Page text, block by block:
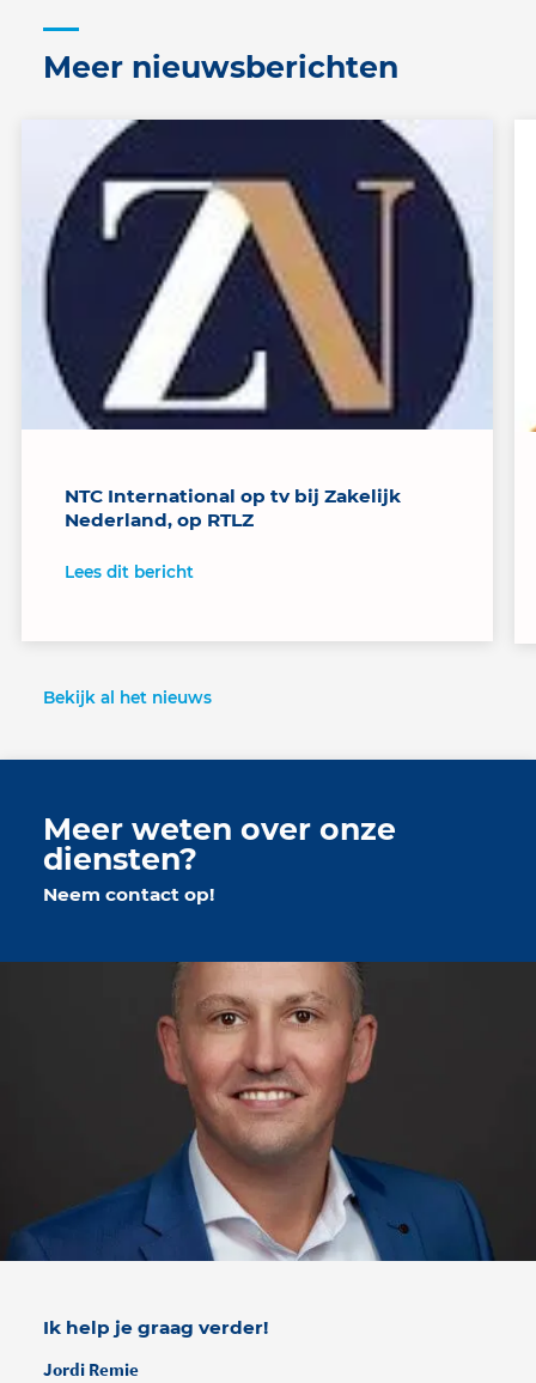
Meer nieuwsberichten
NTC International op tv bij Zakelijk
Nederland, op RTLZ
Lees dit bericht
Bekijk al het nieuws
Meer weten over onze
diensten?
Neem contact op!
Ik help je graag verder!
Jordi Remie